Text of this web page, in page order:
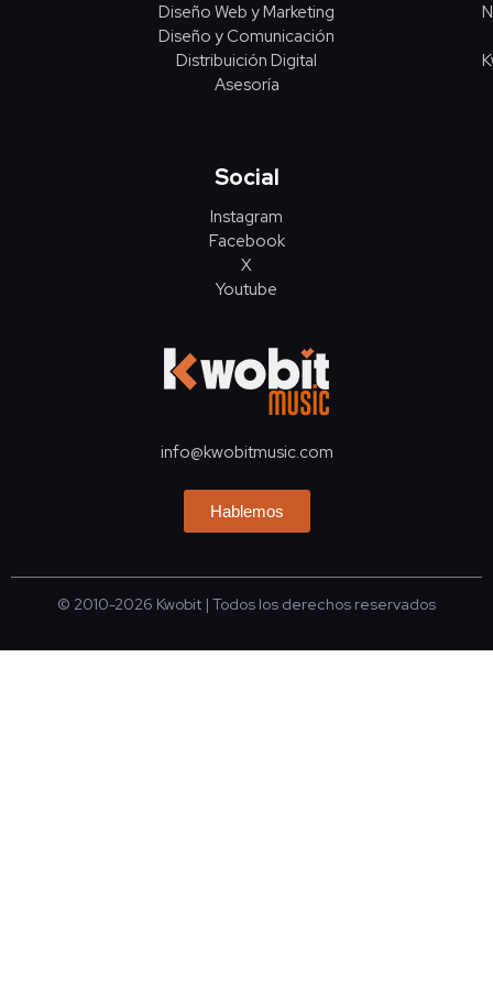
Diseño Web y Marketing
Diseño y Comunicación
Distribuición Digital
Asesoría
Social
Instagram
Facebook
X
Youtube
info@kwobitmusic.com
Hablemos
© 2010-2026 Kwobit | Todos los derechos reservados